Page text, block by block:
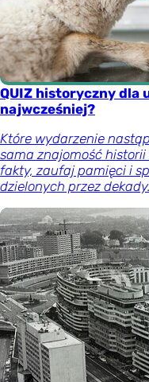
QUIZ historyczny dla
najwcześniej?
Które wydarzenie
sama znajomość
fakty, zaufaj pamięci i
dzielonych przez dekady.